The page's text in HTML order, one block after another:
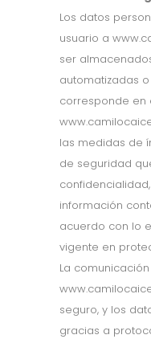
Los datos
usuario a
ser
automatizadas
corresponde en
las medidas de
de seguridad
información
acuerdo con lo
vigente en
La
seguro, y los
gracias a